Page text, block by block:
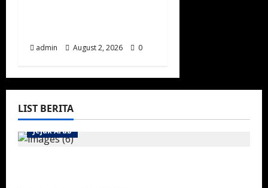
admin August 2, 2026 0
LIST BERITA
Jejak Arab